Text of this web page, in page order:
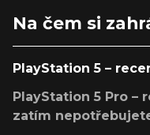
Na čem si
PlayStation 5 –
PlayStation 5 Pro –
zatím